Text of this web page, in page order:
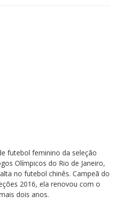
futebol feminino da seleção
Olímpicos do Rio de Janeiro,
no futebol chinês. Campeã do
2016, ela renovou com o
dois anos.